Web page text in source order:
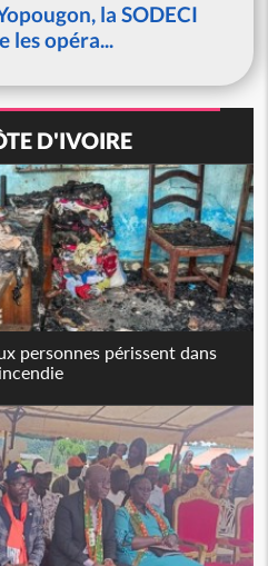
la SODECI
les opéra...
D'IVOIRE
personnes périssent dans